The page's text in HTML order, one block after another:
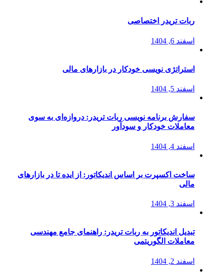
ربات تریدر اختصاصی
اسفند 6, 1404
استراتژی‌ نویسی خودکار در بازارهای مالی
اسفند 5, 1404
سفارش برنامه نویسی ربات تریدر: دروازه‌ای به سوی
معاملات خودکار و سودآور
اسفند 4, 1404
ساخت اکسپرت بر اساس اندیکاتور: از ایده تا در بازارهای
مالی
اسفند 3, 1404
تبدیل اندیکاتور به ربات تریدر: راهنمای جامع مهندسی
معاملات الگوریتمی
اسفند 2, 1404